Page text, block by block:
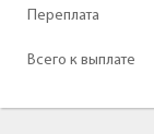
Переплата
Всего к выплате